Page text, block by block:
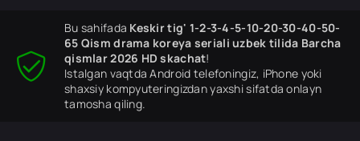
Bu sahifada Keskir tig' 1-2-3-4-5-10-20-30-40-50-
65 Qism drama koreya seriali uzbek tilida Barcha
qismlar 2026 HD skachat!
Istalgan vaqtda Android telefoningiz, iPhone yoki
shaxsiy kompyuteringizdan yaxshi sifatda onlayn
tamosha qiling.